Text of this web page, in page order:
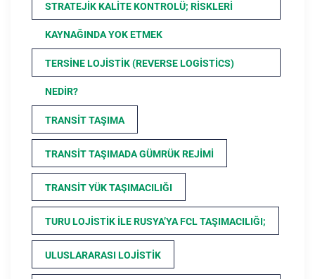
STRATEJIK KALITE KONTROLÜ; RISKLERI
KAYNAĞINDA YOK ETMEK
TERSINE LOJISTIK (REVERSE LOGISTICS)
NEDIR?
TRANSIT TAŞIMA
TRANSIT TAŞIMADA GÜMRÜK REJIMI
TRANSIT YÜK TAŞIMACILIĞI
TURU LOJISTIK ILE RUSYA’YA FCL TAŞIMACILIĞI;
ULUSLARARASI LOJISTIK